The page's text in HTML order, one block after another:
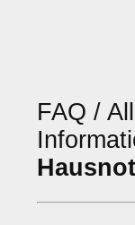
FAQ /